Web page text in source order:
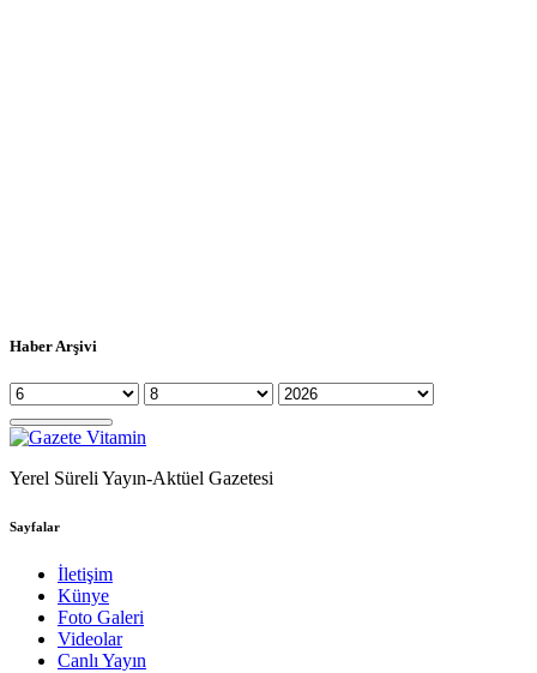
Haber Arşivi
Yerel Süreli Yayın-Aktüel Gazetesi
Sayfalar
İletişim
Künye
Foto Galeri
Videolar
Canlı Yayın